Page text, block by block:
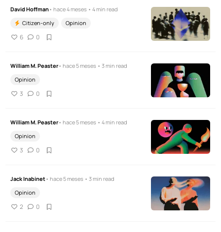
David Hoffman• hace 4 meses • 4 min read
Citizen-only
Opinion
6 0
William M. Peaster• hace 5 meses • 3 min read
Opinion
3 0
William M. Peaster• hace 5 meses • 4 min read
Opinion
3 0
Jack Inabinet• hace 5 meses • 3 min read
Opinion
2 0